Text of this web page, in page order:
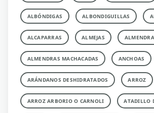
ALBÓNDIGAS ALBONDIGUILLAS
ALCAPARRAS ALMEJAS
ALMENDRAS MACHACADAS ANCHOAS
ARÁNDANOS DESHIDRATADOS ARROZ
ARROZ ARBORIO O CARNOLI ATADILLO